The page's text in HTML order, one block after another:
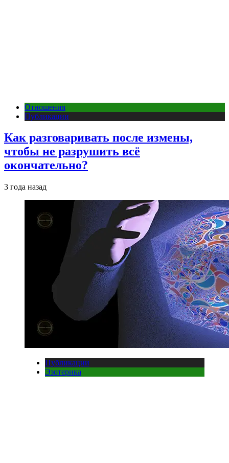
Отношения
Публикации
Как разговаривать после измены,
чтобы не разрушить всё
окончательно?
3 года назад
Публикации
Эзотерика